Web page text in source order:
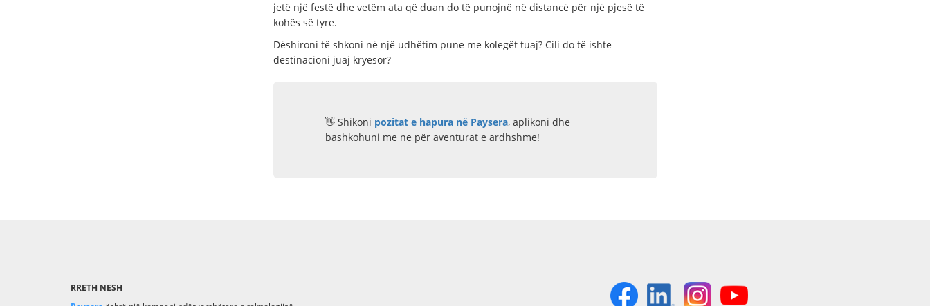
jetë një festë dhe vetëm ata që duan do të punojnë në distancë për një pjesë të
kohës së tyre.
Dëshironi të shkoni në një udhëtim pune me kolegët tuaj? Cili do të ishte
destinacioni juaj kryesor?
👋 Shikoni pozitat e hapura në Paysera, aplikoni dhe
bashkohuni me ne për aventurat e ardhshme!
RRETH NESH